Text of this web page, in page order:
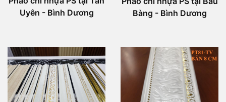
Uyên - Bình Dương
Bàng - Bình Dương